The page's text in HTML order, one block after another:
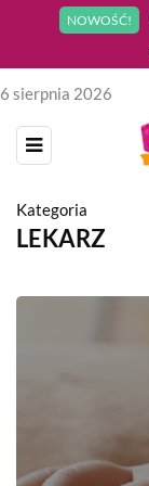
NOWOŚĆ!
6 sierpnia 2026
Kategoria
LEKARZ